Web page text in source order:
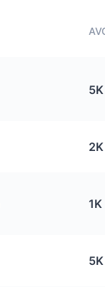
5K
2K
1K
5K